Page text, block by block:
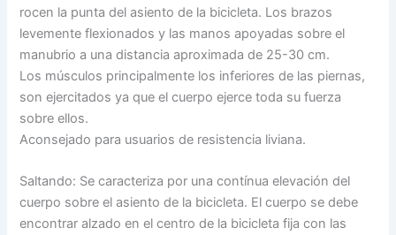
rocen la punta del asiento de la bicicleta. Los brazos
levemente flexionados y las manos apoyadas sobre el
manubrio a una distancia aproximada de 25-30 cm.
Los músculos principalmente los inferiores de las piernas,
son ejercitados ya que el cuerpo ejerce toda su fuerza
sobre ellos.
Aconsejado para usuarios de resistencia liviana.
Saltando: Se caracteriza por una contínua elevación del
cuerpo sobre el asiento de la bicicleta. El cuerpo se debe
encontrar alzado en el centro de la bicicleta fija con las